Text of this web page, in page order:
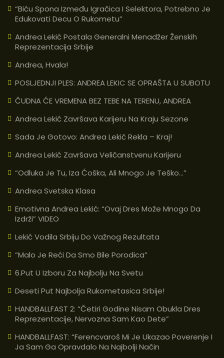
“Biću Spona Između Igračica I Selektora, Potrebno Je
Edukovati Decu O Rukometu”
Andrea Lekić Postala Generalni Menadžer Ženskih
Reprezentacija Srbije
Andrea, Hvala!
POSLJEDNJI PLES: ANDREA LEKIC SE OPRAŠTA U SUBOTU
ČUDNA ĆE VREMENA BEZ TEBE NA TERENU, ANDREA
Andrea Lekić Završava Karijeru Na Kraju Sezone
Sada Je Gotovo: Andrea Lekić Rekla – Kraj!
Andrea Lekić Završava Veličanstvenu Karijeru
“Odluka Je Tu, Iza Ćoška, Ali Mnogo Je Teško…”
Andrea Svetska Klasa
Emotivna Andrea Lekić: “Ovaj Dres Može Mnogo Da
Izdrži” VIDEO
Lekić Vodila Srbiju Do Važnog Rezultata
“Malo Je Reći Da Smo Bile Porodica”
6.put U Izboru Za Najbolju Na Svetu
Deseti Put Najbolja Rukometasica Srbije!
HANDBALLFAST 2: “Četiri Godine Nisam Obukla Dres
Reprezentacije, Nervozna Sam Kao Dete”
HANDBALLFAST: “Ferencvaroš Mi Je Ukazao Poverenje I
Ja Sam Ga Opravdalo Na Najbolji Način